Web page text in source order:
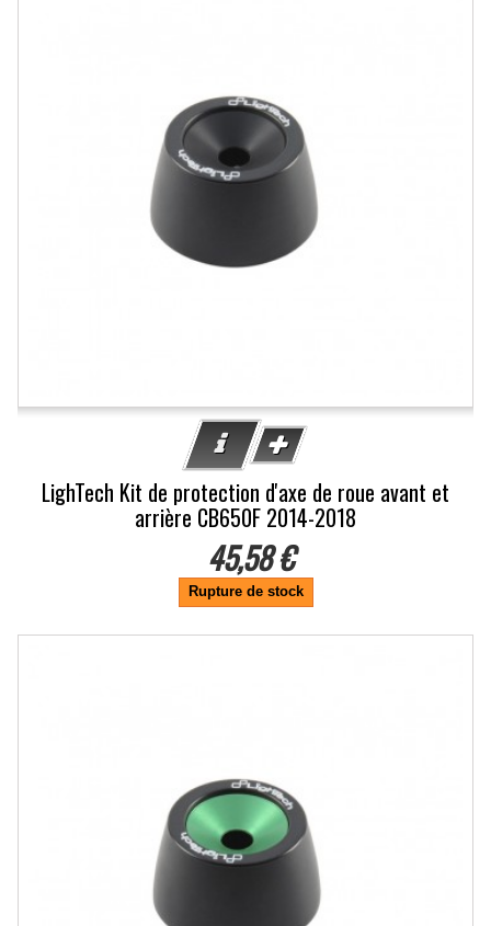
LighTech Kit de protection d'axe de roue avant et
arrière CB650F 2014-2018
45,58 €
Rupture de stock